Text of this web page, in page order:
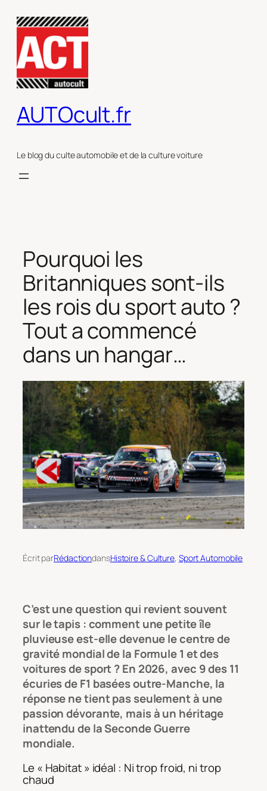
contenu
AUTOcult.fr
Le blog du culte automobile et de la culture voiture
Pourquoi les
Britanniques sont-ils
les rois du sport auto ?
Tout a commencé
dans un hangar…
Écrit parRédactiondansHistoire & Culture, Sport Automobile
C’est une question qui revient souvent
sur le tapis : comment une petite île
pluvieuse est-elle devenue le centre de
gravité mondial de la Formule 1 et des
voitures de sport ? En 2026, avec 9 des 11
écuries de F1 basées outre-Manche, la
réponse ne tient pas seulement à une
passion dévorante, mais à un héritage
inattendu de la Seconde Guerre
mondiale.
Le « Habitat » idéal : Ni trop froid, ni trop
chaud